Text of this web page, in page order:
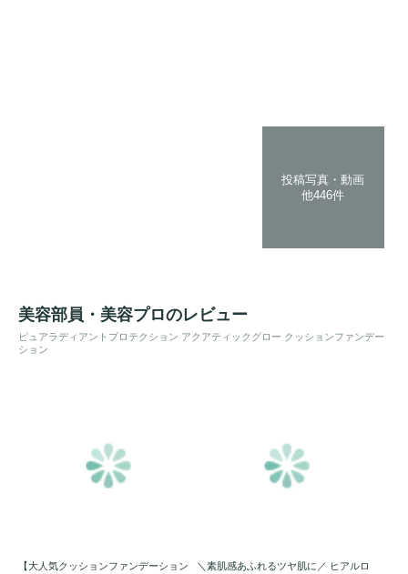
投稿写真・動画
他446件
美容部員・美容プロのレビュー
ピュアラディアントプロテクション アクアティックグロー クッションファンデー
ション
【大人気クッションファンデーション
＼素肌感あふれるツヤ肌に／ ヒアルロ